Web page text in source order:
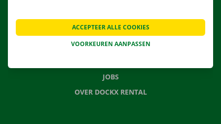
VEELGESTELDE VRAGEN
NIEUWS
JOBS
OVER DOCKX RENTAL
VOORKEUREN AANPASSEN
ACCEPTEER ALLE COOKIES